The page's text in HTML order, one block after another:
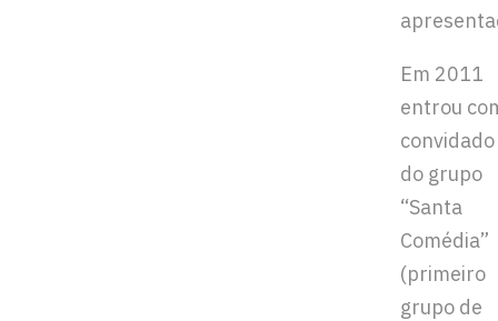
Em 2011
entrou
do grupo
“Santa
Comédia”
(primeiro
grupo de